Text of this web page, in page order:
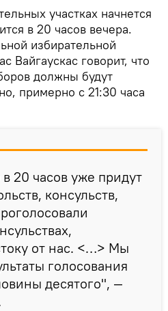
участках начнется
в 20 часов вечера.
избирательной
Вайгаускас говорит, что
должны будут
примерно с 21:30 часа
20 часов уже придут
консульств,
от нас. <…> Мы
голосования
десятого", —